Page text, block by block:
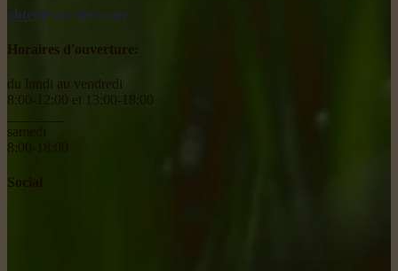
obtenir un itinéraire
Horaires d'ouverture:
du lundi au vendredi
8:00-12:00 et 13:00-18:00
samedi
8:00-18:00
Social